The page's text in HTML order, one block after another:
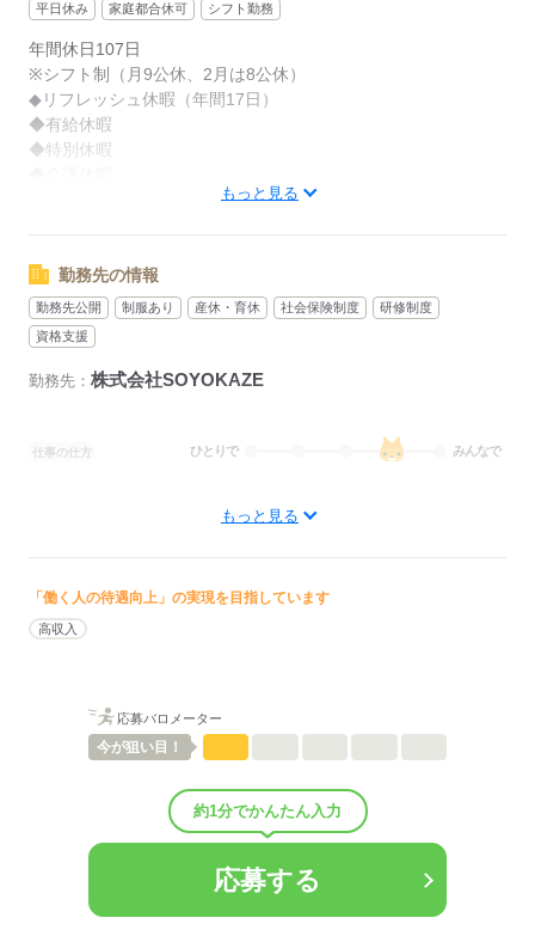
応募する
平日休み 家庭都合休可 シフト勤務
年間休日107日
※シフト制（月9公休、2月は8公休）
◆リフレッシュ休暇（年間17日）
◆有給休暇
◆特別休暇
応募する
もっと見る
勤務先の情報
勤務先公開 制服あり 産休・育休 社会保険制度
研修制度
資格支援
勤務先： 株式会社SOYOKAZE
仕事の仕方 ひとりで みんなで
しずか
◆社会保険完備（雇用、労災、健康、厚生年金）
◆制服貸与
◆定期健康診断
◆受動喫煙対策あり（屋内禁煙）
◆車通勤可
◆バイク通勤可
◆給与前払い制度あり（稼働分・規定あり）
◆定年制度あり：65歳（再雇用制度あり／70歳まで勤務可能）
退職金制度：あり（勤続3年以上）
60歳までに通算3年以上勤務された方を対象に、当社規程に基づき退
職金を支給します。
もっと見る
「働く人の待遇向上」の実現を目指しています
高収入
応募バロメーター
今が狙い目！
約1分でかんたん入力
応募する